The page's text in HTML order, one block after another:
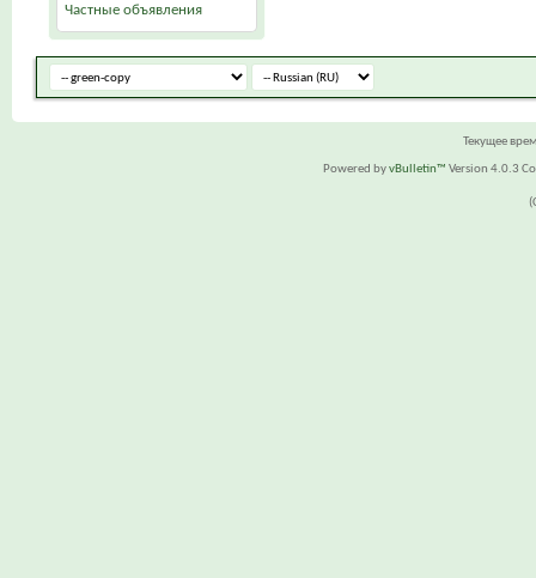
Частные объявления
Текущее
Powered byvBulletin™ Version 4.0.3